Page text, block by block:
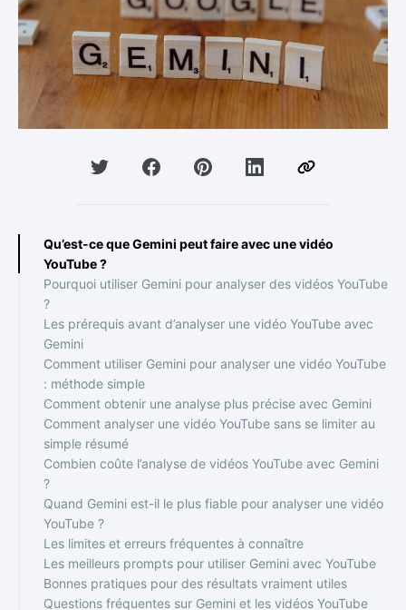
Qu’est-ce que Gemini peut faire avec une vidéo
YouTube ?
Pourquoi utiliser Gemini pour analyser des vidéos YouTube
?
Les prérequis avant d’analyser une vidéo YouTube avec
Gemini
Comment utiliser Gemini pour analyser une vidéo YouTube
: méthode simple
Comment obtenir une analyse plus précise avec Gemini
Comment analyser une vidéo YouTube sans se limiter au
simple résumé
Combien coûte l’analyse de vidéos YouTube avec Gemini
?
Quand Gemini est-il le plus fiable pour analyser une vidéo
YouTube ?
Les limites et erreurs fréquentes à connaître
Les meilleurs prompts pour utiliser Gemini avec YouTube
Bonnes pratiques pour des résultats vraiment utiles
Questions fréquentes sur Gemini et les vidéos YouTube